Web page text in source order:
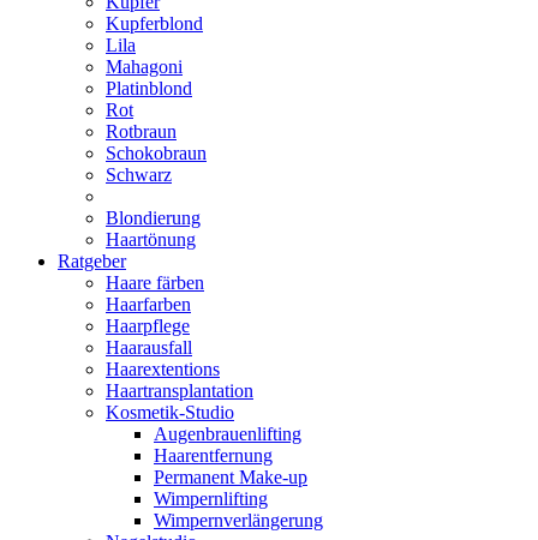
Kupferblond
Lila
Mahagoni
Platinblond
Rot
Rotbraun
Schokobraun
Schwarz
Blondierung
Haartönung
Ratgeber
Haare färben
Haarfarben
Haarpflege
Haarausfall
Haarextentions
Haartransplantation
Kosmetik-Studio
Augenbrauenlifting
Haarentfernung
Permanent Make-up
Wimpernlifting
Wimpernverlängerung